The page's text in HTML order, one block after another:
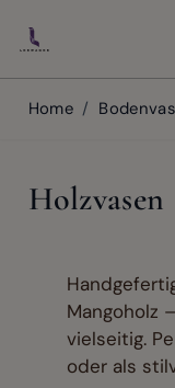
Home /
Holzvasen
Mangoholz
vielseitig.
oder als